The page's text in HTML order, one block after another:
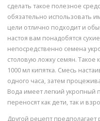
сделать такое полезное
обязательно использовать
цели отлично подходит и
настоя вам понадобятся
непосредственно семена
столовую ложку семян. Такое
1000 мл кипятка. Смесь
одного часа, затем
Вода имеет легкий укропный
переносят как дети, так и
Другой рецепт